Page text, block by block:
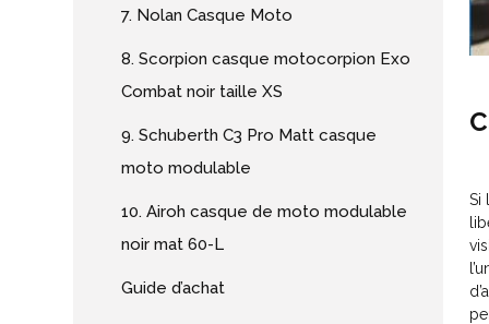
7. Nolan Casque Moto
8. Scorpion casque motocorpion Exo
Combat noir taille XS
9. Schuberth C3 Pro Matt casque
moto modulable
10. Airoh casque de moto modulable
noir mat 60-L
Guide d’achat
Si